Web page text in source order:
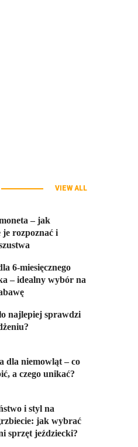
VIEW ALL
– jak
je rozpoznać i
6-miesięcznego
– idealny wybór na
najlepiej sprawdzi
dla niemowląt – co
a czego unikać?
i styl na
jak wybrać
sprzęt jeździecki?